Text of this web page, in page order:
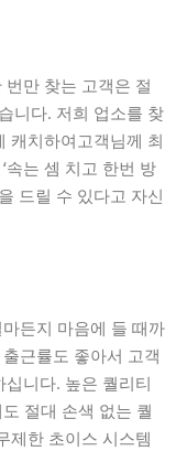
번만 찾는 고객은 절
니다. 저희 업소를 찾
캐치하여고객님께 최
속는 셈 치고 한번 방
드릴 수 있다고 자신
든지 마음에 들 때까
근률도 좋아서 고객
니다. 높은 퀄리티
절대 손색 없는 퀄
제한 초이스 시스템